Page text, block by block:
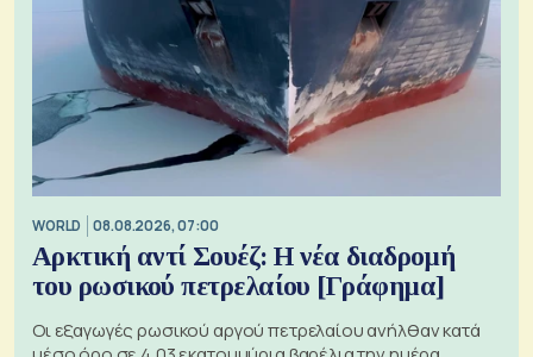
WORLD 08.08.2026, 07:00
Αρκτική αντί Σουέζ: Η νέα διαδρομή
του ρωσικού πετρελαίου [Γράφημα]
Οι εξαγωγές ρωσικού αργού πετρελαίου ανήλθαν κατά